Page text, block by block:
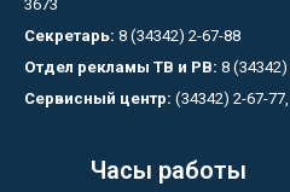
3673
Секретарь: 8 (34342) 2-67-88
Отдел рекламы ТВ и РВ: 8
Сервисный центр: (34342) 2-67-
Часы работы